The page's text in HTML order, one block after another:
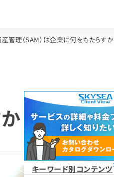
産管理（SAM）は企業に何をもたらすか
キーワード別コンテンツ